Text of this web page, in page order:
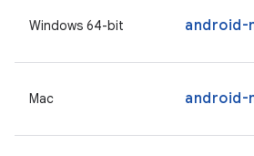
Windows 64-bit android-
Mac android-